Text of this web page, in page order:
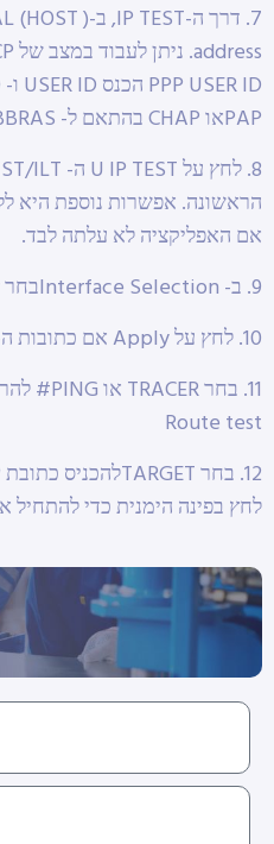
PAPאו CHAP בהתאם ל- BBRAS.
הראשונה. אפשרות נוספת היא
אם האפליקציה לא עלתה לבד.
9. ב- Interface Selectionבחר Apply
10. לחץ על Apply אם כתובות ה-IP המוצגות הן נכונות.
Route test
לחץ בפינה הימנית כדי להתחיל